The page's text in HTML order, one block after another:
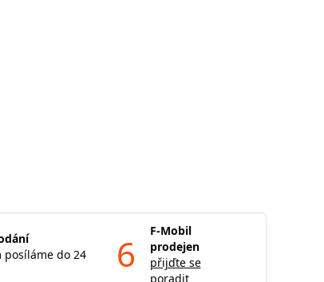
posíláme do 24
6
F-Mobil
prodejen
přijďte se
poradit